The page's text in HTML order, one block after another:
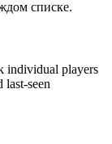
списке.
individual players
last-seen